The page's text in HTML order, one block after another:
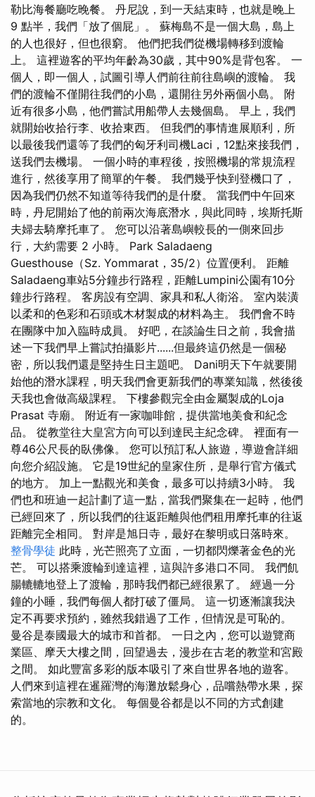
勒比海餐廳吃晚餐。 丹尼說，到一天結束時，也就是晚上
9 點半，我們「放了個屁」。 蘇梅島不是一個大島，島上
的人也很好，但也很窮。 他們把我們從機場轉移到渡輪
上。 這裡遊客的平均年齡為30歲，其中90%是背包客。 一
個人，即一個人，試圖引導人們前往前往島嶼的渡輪。 我
們的渡輪不僅開往我們的小島，還開往另外兩個小島。 附
近有很多小島，他們嘗試用船帶人去幾個島。 早上，我們
就開始收拾行李、收拾東西。 但我們的事情進展順利，所
以最後我們還等了我們的匈牙利司機Laci，12點來接我們，
送我們去機場。 一個小時的車程後，按照機場的常規流程
進行，然後享用了簡單的午餐。 我們幾乎快到登機口了，
因為我們仍然不知道等待我們的是什麼。 當我們中午回來
時，丹尼開始了他的前兩次海底潛水，與此同時，埃斯托斯
夫婦去騎摩托車了。 您可以沿著島嶼較長的一側來回步
行，大約需要 2 小時。 Park Saladaeng
Guesthouse（Sz. Yommarat，35/2）位置便利。 距離
Saladaeng車站5分鐘步行路程，距離Lumpini公園有10分
鐘步行路程。 客房設有空調、家具和私人衛浴。 室內裝潢
以柔和的色彩和石頭或木材製成的材料為主。 我們會不時
在團隊中加入臨時成員。 好吧，在談論生日之前，我會描
述一下我們早上嘗試拍攝影片......但最終這仍然是一個秘
密，所以我們還是堅持生日主題吧。 Dani明天下午就要開
始他的潛水課程，明天我們會更新我們的專業知識，然後後
天我也會做高級課程。 下樓參觀完全由金屬製成的Loja
Prasat 寺廟。 附近有一家咖啡館，提供當地美食和紀念
品。 從教堂往大皇宮方向可以到達民主紀念碑。 裡面有一
尊46公尺長的臥佛像。 您可以預訂私人旅遊，導遊會詳細
向您介紹設施。 它是19世紀的皇家住所，是舉行官方儀式
的地方。 加上一點觀光和美食，最多可以持續3小時。 我
們也和班迪一起計劃了這一點，當我們聚集在一起時，他們
已經回來了，所以我們的往返距離與他們租用摩托車的往返
距離完全相同。 對岸是旭日寺，最好在黎明或日落時來。
整骨學徒 此時，光芒照亮了立面，一切都閃爍著金色的光
芒。 可以搭乘渡輪到達這裡，這與許多港口不同。 我們飢
腸轆轆地登上了渡輪，那時我們都已經很累了。 經過一分
鐘的小睡，我們每個人都打破了僵局。 這一切逐漸讓我決
定不再要求預約，雖然我錯過了工作，但情況是可恥的。
曼谷是泰國最大的城市和首都。 一日之內，您可以遊覽商
業區、摩天大樓之間，回望過去，漫步在古老的教堂和宮殿
之間。 如此豐富多彩的版本吸引了來自世界各地的遊客。
人們來到這裡在暹羅灣的海灘放鬆身心，品嚐熱帶水果，探
索當地的宗教和文化。 每個曼谷都是以不同的方式創建
的。